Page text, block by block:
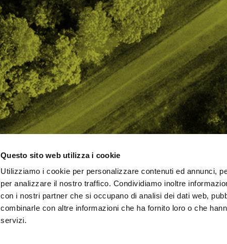
Questo sito web utilizza i cookie
Utilizziamo i cookie per personalizzare contenuti ed annunci,
per analizzare il nostro traffico. Condividiamo inoltre
con i nostri partner che si occupano di analisi dei dati web,
combinarle con altre informazioni che ha fornito loro o che
servizi.
CHI SIAMO
CONTATTI
STRADA
GRAVEL
URBAN
PROPOSTE
ESPERIENZE
BENESSERE